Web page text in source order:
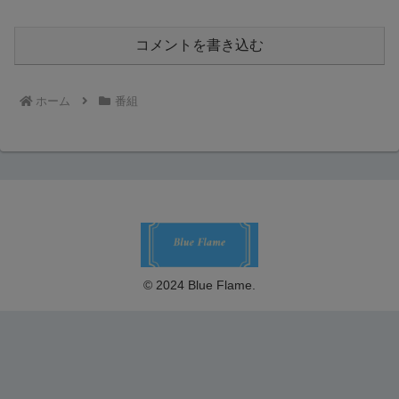
コメントを書き込む
ホーム 番組
© 2024 Blue Flame.